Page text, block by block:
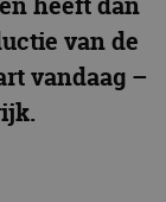
van de
vandaag –